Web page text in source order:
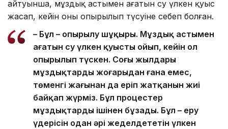
айтуынша, мұздық астымен ағатын су үлкен қуыс
жасап, кейін оның опырылып түсуіне себеп болған.
– Бұл – опырылу шұңқыры. Мұздық астымен
ағатын су үлкен қуысты ойып, кейін ол
опырылып түскен. Соңғы жылдары
мұздықтардың жоғарыдан ғана емес,
төменгі жағынан да еріп жатқанын жиі
байқап жүрміз. Бұл процестер
мұздықтарды ішінен бұзады. Бұл – еру
үдерісін одан әрі жеделдететін үлкен